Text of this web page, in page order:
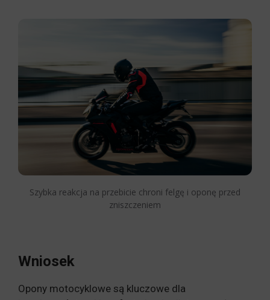
Szybka reakcja na przebicie chroni felgę i oponę przed
zniszczeniem
Wniosek
Opony motocyklowe są kluczowe dla